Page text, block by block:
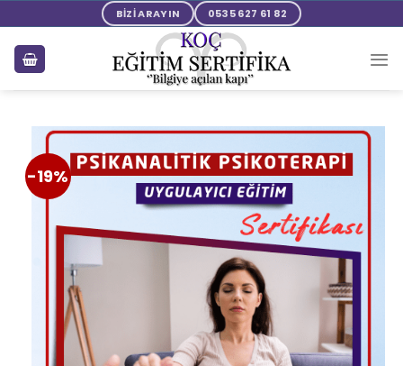
BİZİ ARAYIN 0535 627 61 82
-19%